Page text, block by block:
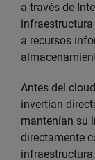
a través de
infraestructura
a recursos
Antes del
invertían
mantenían su
directamente